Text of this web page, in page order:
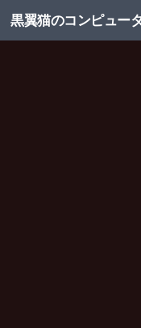
コンテンツへスキップ
黒翼猫のコンピュー